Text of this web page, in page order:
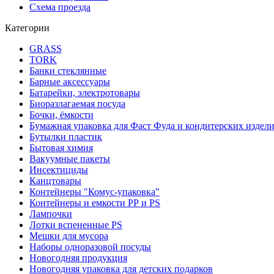
Схема проезда
Категории
GRASS
TORK
Банки стеклянные
Барные аксессуары
Батарейки, электротовары
Биоразлагаемая посуда
Бочки, ёмкости
Бумажная упаковка для Фаст Фуда и кондитерских
Бутылки пластик
Бытовая химия
Вакуумные пакеты
Инсектициды
Канцтовары
Контейнеры "Комус-упаковка"
Контейнеры и емкости РР и PS
Лампочки
Лотки вспененные PS
Мешки для мусора
Наборы одноразовой посуды
Новогодняя продукция
Новогодняя упаковка для детских подарков